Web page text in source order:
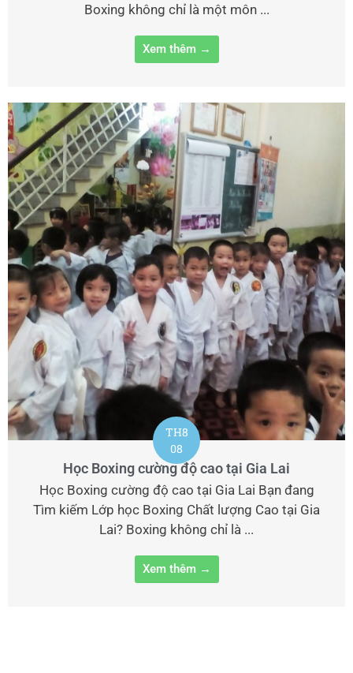
Boxing không chỉ là một môn ...
Xem thêm →
TH8
08
Học Boxing cường độ cao tại Gia Lai
Học Boxing cường độ cao tại Gia Lai Bạn đang
Tìm kiếm Lớp học Boxing Chất lượng Cao tại Gia
Lai? Boxing không chỉ là ...
Xem thêm →